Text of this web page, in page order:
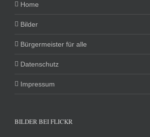
Home
Bilder
Bürgermeister für alle
Datenschutz
Impressum
BILDER BEI FLICKR